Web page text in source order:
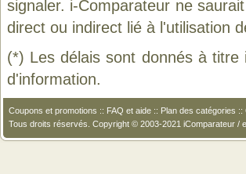
signaler. i-Comparateur ne
direct ou indirect lié à l'utilisation
(*) Les délais sont donnés à
d'information.
Coupons et promotions :: FAQ et aide :: Plan des catégories ::
Tous droits réservés. Copyright © 2003-2021 iComparateur /